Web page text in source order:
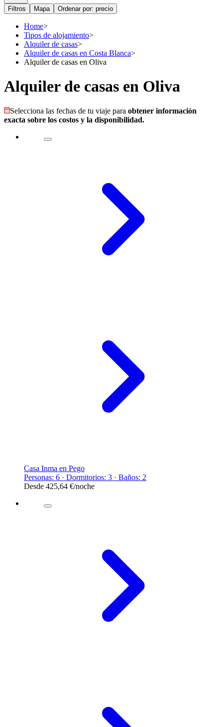
Filtros Mapa Ordenar por: precio
Home>
Tipos de alojamiento>
Alquiler de casas>
Alquiler de casas en Costa Blanca>
Alquiler de casas en Oliva
Alquiler de casas en Oliva
Selecciona las fechas de tu viaje para obtener información
exacta sobre los costos y la disponibilidad.
Casa Inma en Pego
Personas: 6 · Dormitorios: 3 · Baños: 2
Desde 425,64 €/noche